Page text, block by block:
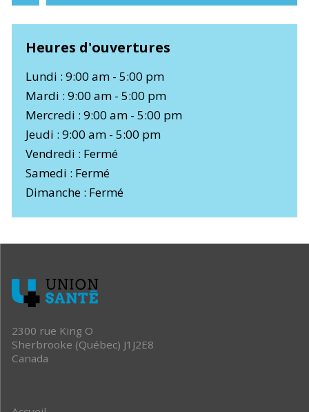
Heures d'ouvertures
Lundi : 9:00 am - 5:00 pm
Mardi : 9:00 am - 5:00 pm
Mercredi : 9:00 am - 5:00 pm
Jeudi : 9:00 am - 5:00 pm
Vendredi : Fermé
Samedi : Fermé
Dimanche : Fermé
2300 rue King O
Sherbrooke (Québec) J1J2E8
Canada